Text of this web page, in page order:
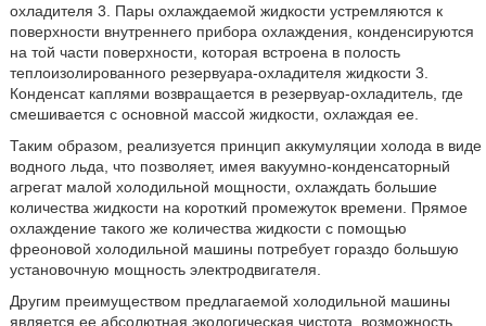
охладителя 3. Пары охлаждаемой жидкости устремляются к
поверхности внутреннего прибора охлаждения, конденсируются
на той части поверхности, которая встроена в полость
теплоизолированного резервуара-охладителя жидкости 3.
Конденсат каплями возвращается в резервуар-охладитель, где
смешивается с основной массой жидкости, охлаждая ее.
Таким образом, реализуется принцип аккумуляции холода в виде
водного льда, что позволяет, имея вакуумно-конденсаторный
агрегат малой холодильной мощности, охлаждать большие
количества жидкости на короткий промежуток времени. Прямое
охлаждение такого же количества жидкости с помощью
фреоновой холодильной машины потребует гораздо большую
установочную мощность электродвигателя.
Другим преимуществом предлагаемой холодильной машины
является ее абсолютная экологическая чистота, возможность